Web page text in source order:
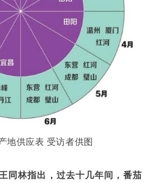
地供应表 受访者供图
同林指出，过去十几年间，番茄